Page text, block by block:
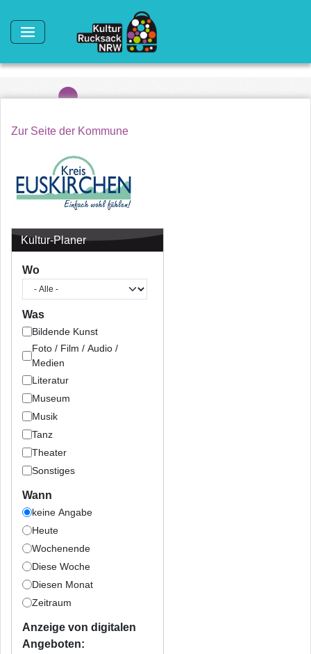
Zur Seite der Kommune
Kultur-Planer
Wo
Was
Bildende Kunst
Foto / Film / Audio /
Medien
Literatur
Museum
Musik
Tanz
Theater
Sonstiges
Wann
keine Angabe
Heute
Wochenende
Diese Woche
Diesen Monat
Zeitraum
Anzeige von digitalen
Angeboten: